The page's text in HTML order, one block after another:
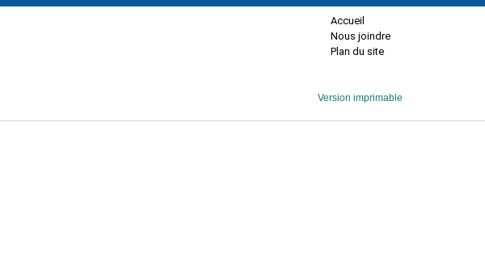
Accueil
Nous joindre
Plan du site
Version imprimable